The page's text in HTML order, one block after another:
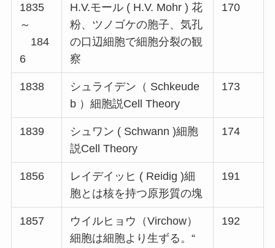
1835
～
184
6
H.V.モール ( H.V. Mohr ) 花
粉、ツノゴケの胞子、気孔
の口辺細胞で細胞分裂の観
察
170
1838
シュライデン（ Schkeude
b ）細胞説Cell Theory
173
1839
シュワン ( Schwann )細胞
説Cell Theory
174
1856
レイデイッヒ ( Reidig )細
胞とは核を持つ原形質の塊
191
1857
ウイルヒョウ（Virchow）
細胞は細胞より生ずる。“
192